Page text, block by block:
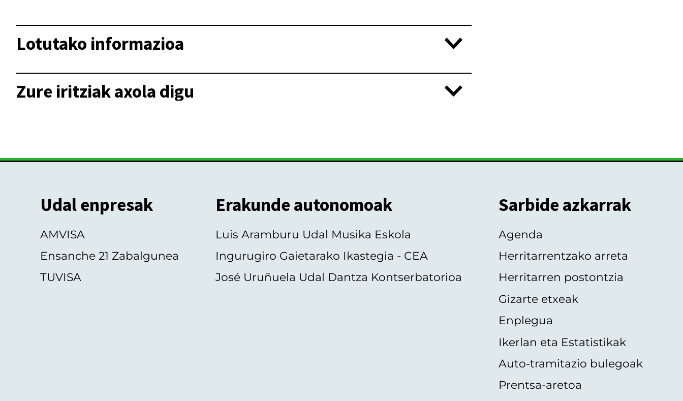
Lotutako informazioa
Zure iritziak axola digu
Udal enpresak
AMVISA
Ensanche 21 Zabalgunea
TUVISA
Erakunde autonomoak
Luis Aramburu Udal Musika Eskola
Ingurugiro Gaietarako Ikastegia - CEA
José Uruñuela Udal Dantza Kontserbatorioa
Sarbide azkarrak
Agenda
Herritarrentzako arreta
Herritarren postontzia
Gizarte etxeak
Enplegua
Ikerlan eta Estatistikak
Auto-tramitazio bulegoak
Prentsa-aretoa